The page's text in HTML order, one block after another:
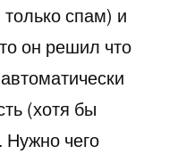
спам) и
он решил что
(хотя бы
чего